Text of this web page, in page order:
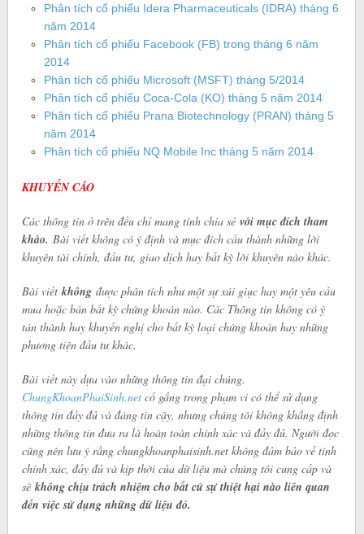
Phân tích cổ phiếu Idera Pharmaceuticals (IDRA) tháng 6
năm 2014
Phân tích cổ phiếu Facebook (FB) trong tháng 6 năm
2014
Phân tích cổ phiếu Microsoft (MSFT) tháng 5/2014
Phân tích cổ phiếu Coca-Cola (KO) tháng 5 năm 2014
Phân tích cổ phiếu Prana Biotechnology (PRAN) tháng 5
năm 2014
Phân tích cổ phiếu NQ Mobile Inc tháng 5 năm 2014
KHUYẾN CÁO
Các thông tin ở trên đều chỉ mang tính chia sẻvới mục đích tham
khảo. Bài viết không có ý định và mục đích cấu thành những lời
khuyên tài chính, đầu tư, giao dịch hay bất kỳ lời khuyên nào khác.
Bài viếtkhông được phân tích như một sự xúi giục hay một yêu cầu
mua hoặc bán bất kỳ chứng khoán nào. Các Thông tin không có ý
tán thành hay khuyến nghị cho bất kỳ loại chứng khoán hay những
phương tiện đầu tư khác.
Bài viết này dựa vào những thông tin đại chúng.
ChungKhoanPhaiSinh.net cố gắng trong phạm vi có thể sử dụng
thông tin đầy đủ và đáng tin cậy, nhưng chúng tôi không khẳng định
những thông tin đưa ra là hoàn toàn chính xác và đầy đủ. Người đọc
cũng nên lưu ý rằng chungkhoanphaisinh.net không đảm bảo về tính
chính xác, đầy đủ và kịp thời của dữ liệu mà chúng tôi cung cấp và
sẽkhông chịu trách nhiệm cho bất cứ sự thiệt hại nào liên quan
đến việc sử dụng những dữ liệu đó.